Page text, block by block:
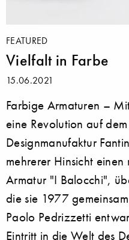
FEATURED
Vielfalt in Farbe
15.06.2021
Farbige Armaturen –
eine Revolution auf
Designmanufaktur
mehrerer Hinsicht
Armatur "I Balocchi",
die sie 1977
Paolo Pedrizzetti
Eintritt in die Welt des